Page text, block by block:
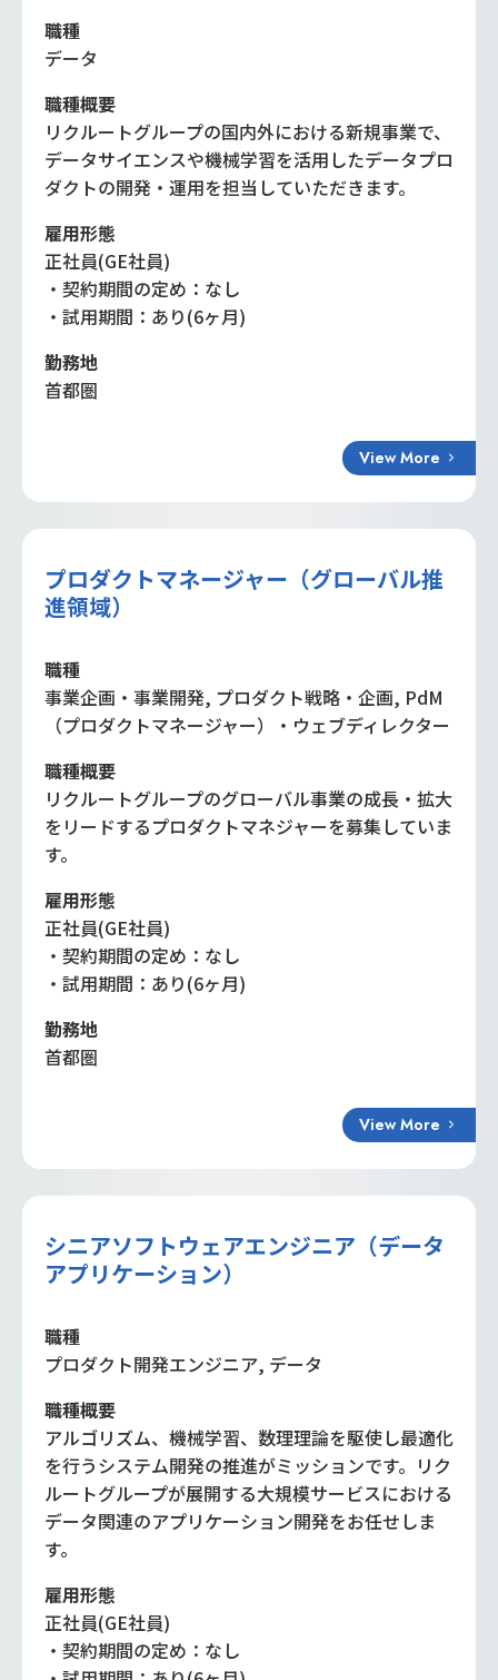
職種
データ
職種概要
リクルートグループの国内外における新規事業で、
データサイエンスや機械学習を活用したデータプロ
ダクトの開発・運用を担当していただきます。
雇用形態
正社員(GE社員)
・契約期間の定め：なし
・試用期間：あり(6ヶ月)
勤務地
首都圏
View More
プロダクトマネージャー（グローバル推
進領域）
職種
事業企画・事業開発, プロダクト戦略・企画, PdM
（プロダクトマネージャー）・ウェブディレクター
職種概要
リクルートグループのグローバル事業の成長・拡大
をリードするプロダクトマネジャーを募集していま
す。
雇用形態
正社員(GE社員)
・契約期間の定め：なし
・試用期間：あり(6ヶ月)
勤務地
首都圏
View More
シニアソフトウェアエンジニア（データ
アプリケーション）
職種
プロダクト開発エンジニア, データ
職種概要
アルゴリズム、機械学習、数理理論を駆使し最適化
を行うシステム開発の推進がミッションです。リク
ルートグループが展開する大規模サービスにおける
データ関連のアプリケーション開発をお任せしま
す。
雇用形態
正社員(GE社員)
・契約期間の定め：なし